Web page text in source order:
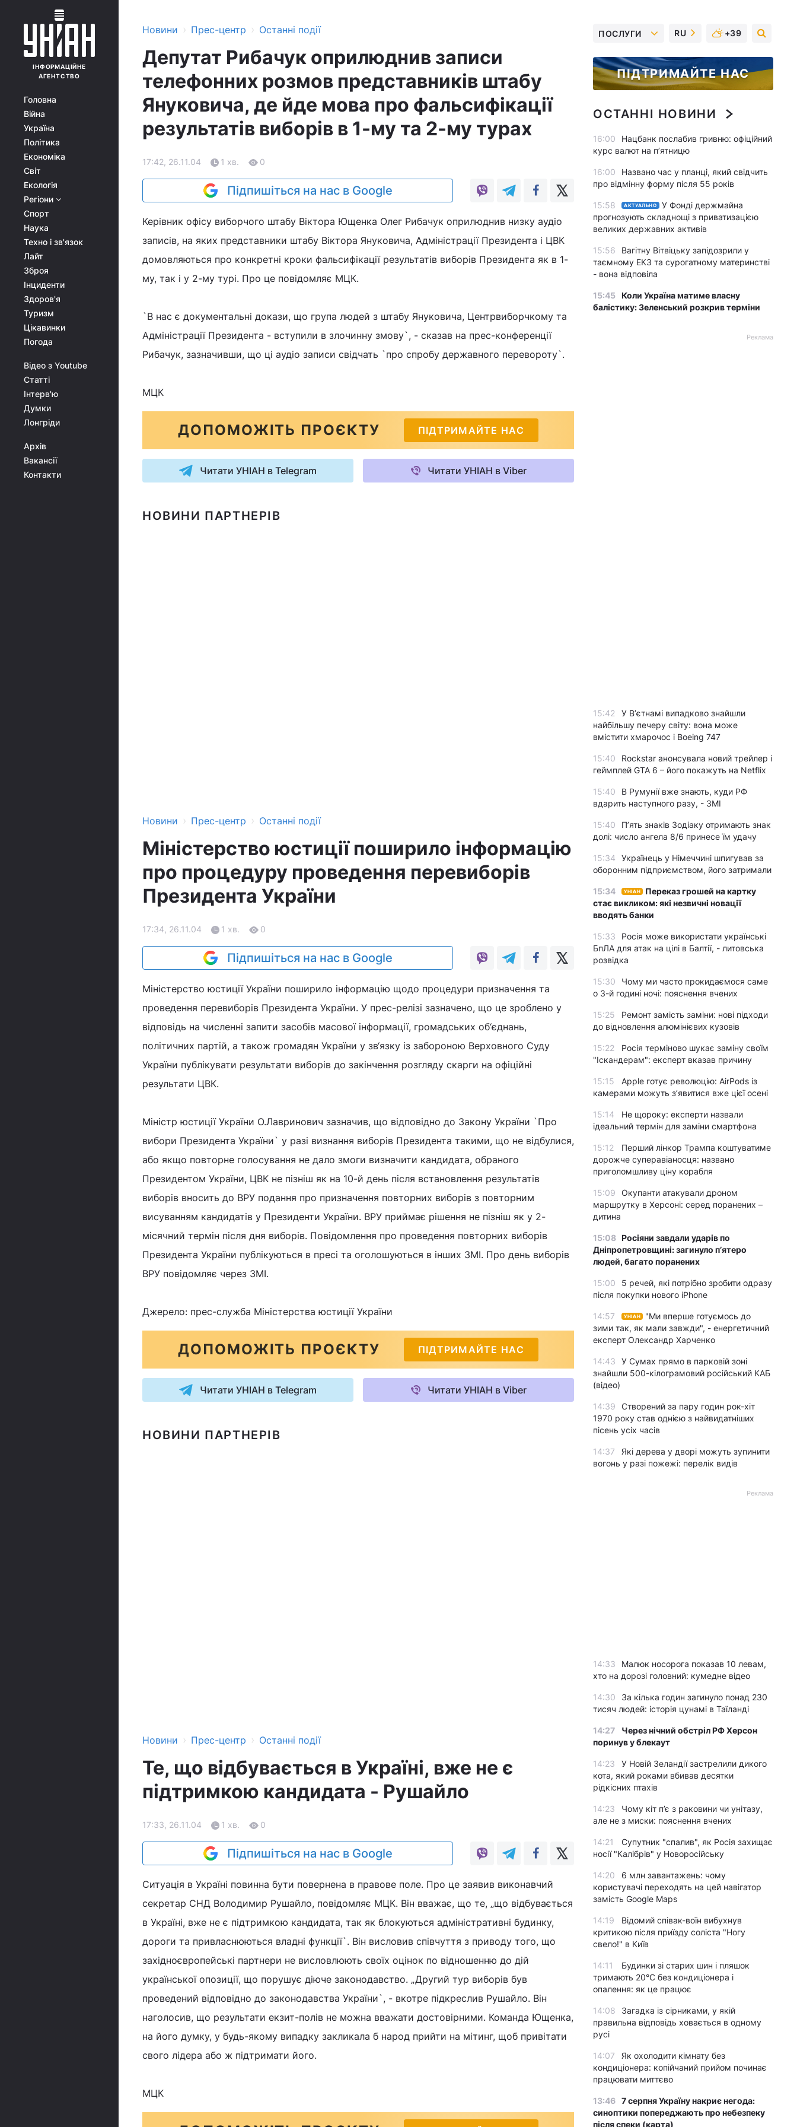
ІНФОРМАЦІЙНЕ
АГЕНТСТВО
Головна
Війна
Україна
Політика
Економіка
Світ
Екологія
Регіони
Спорт
Наука
Техно і зв'язок
Лайт
Зброя
Інциденти
Здоров'я
Туризм
Цікавинки
Погода
Відео з Youtube
Статті
Інтерв'ю
Думки
Лонгріди
Архів
Вакансії
Контакти
Новини › Прес-центр › Останні події
Депутат Рибачук оприлюднив записи
телефонних розмов представників штабу
Януковича, де йде мова про фальсифікації
результатів виборів в 1-му та 2-му турах
17:42, 26.11.04 1 хв. 0
Підпишіться на нас в Google
Керівник офісу виборчого штабу Віктора Ющенка Олег Рибачук оприлюднив низку аудіо
записів, на яких представники штабу Віктора Януковича, Адміністрації Президента і ЦВК
домовляються про конкретні кроки фальсифікації результатів виборів Президента як в 1-
му, так і у 2-му турі. Про це повідомляє МЦК.
`В нас є документальні докази, що група людей з штабу Януковича, Центрвиборчкому та
Адміністрації Президента - вступили в злочинну змову`, - сказав на прес-конференції
Рибачук, зазначивши, що ці аудіо записи свідчать `про спробу державного перевороту`.
МЦК
ДОПОМОЖІТЬ ПРОЄКТУ ПІДТРИМАЙТЕ НАС
Читати УНІАН в Telegram Читати УНІАН в Viber
НОВИНИ ПАРТНЕРІВ
Новини › Прес-центр › Останні події
Міністерство юстиції поширило інформацію
про процедуру проведення перевиборів
Президента України
17:34, 26.11.04 1 хв. 0
Підпишіться на нас в Google
Міністерство юстиції України поширило інформацію щодо процедури призначення та
проведення перевиборів Президента України. У прес-релізі зазначено, що це зроблено у
відповідь на численні запити засобів масової інформації, громадських об‘єднань,
політичних партій, а також громадян України у зв‘язку із забороною Верховного Суду
України публікувати результати виборів до закінчення розгляду скарги на офіційні
результати ЦВК.
Міністр юстиції України О.Лавринович зазначив, що відповідно до Закону України `Про
вибори Президента України` у разі визнання виборів Президента такими, що не відбулися,
або якщо повторне голосування не дало змоги визначити кандидата, обраного
Президентом України, ЦВК не пізніш як на 10-й день після встановлення результатів
виборів вносить до ВРУ подання про призначення повторних виборів з повторним
висуванням кандидатів у Президенти України. ВРУ приймає рішення не пізніш як у 2-
місячний термін після дня виборів. Повідомлення про проведення повторних виборів
Президента України публікуються в пресі та оголошуються в інших ЗМІ. Про день виборів
ВРУ повідомляє через ЗМІ.
Джерело: прес-служба Міністерства юстиції України
ДОПОМОЖІТЬ ПРОЄКТУ ПІДТРИМАЙТЕ НАС
Читати УНІАН в Telegram Читати УНІАН в Viber
НОВИНИ ПАРТНЕРІВ
Новини › Прес-центр › Останні події
Те, що відбувається в Україні, вже не є
підтримкою кандидата - Рушайло
17:33, 26.11.04 1 хв. 0
Підпишіться на нас в Google
Ситуація в Україні повинна бути повернена в правове поле. Про це заявив виконавчий
секретар СНД Володимир Рушайло, повідомляє МЦК. Він вважає, що те, „що відбувається
в Україні, вже не є підтримкою кандидата, так як блокуються адміністративні будинку,
дороги та привласнюються владні функції`. Він висловив співчуття з приводу того, що
західноєвропейські партнери не висловлюють своїх оцінок по відношенню до дій
української опозиції, що порушує діюче законодавство. „Другий тур виборів був
проведений відповідно до законодавства України`, - вкотре підкреслив Рушайло. Він
наголосив, що результати екзит-полів не можна вважати достовірними. Команда Ющенка,
на його думку, у будь-якому випадку закликала б народ прийти на мітинг, щоб привітати
свого лідера або ж підтримати його.
МЦК
ПОСЛУГИ RU +39
ПІДТРИМАЙТЕ НАС
ОСТАННІ НОВИНИ
16:00
Нацбанк послабив гривню: офіційний
курс валют на п’ятницю
16:00
Названо час у планці, який свідчить
про відмінну форму після 55 років
15:58 АКТУАЛЬНО
У Фонді держмайна
прогнозують складнощі з приватизацією
великих державних активів
15:56
Вагітну Вітвіцьку запідозрили у
таємному ЕКЗ та сурогатному материнстві
- вона відповіла
15:45 Коли Україна матиме власну
балістику: Зеленський розкрив терміни
Реклама
15:42
У Вʼєтнамі випадково знайшли
найбільшу печеру світу: вона може
вмістити хмарочос і Boeing 747
15:40
Rockstar анонсувала новий трейлер і
геймплей GTA 6 – його покажуть на Netflix
15:40
В Румунії вже знають, куди РФ
вдарить наступного разу, - ЗМІ
15:40
П’ять знаків Зодіаку отримають знак
долі: число ангела 8/6 принесе їм удачу
15:34
Українець у Німеччині шпигував за
оборонним підприємством, його затримали
15:34 УНІАН
Переказ грошей на картку
стає викликом: які незвичні новації
вводять банки
15:33
Росія може використати українські
БпЛА для атак на цілі в Балтії, - литовська
розвідка
15:30
Чому ми часто прокидаємося саме
о 3-й годині ночі: пояснення вчених
15:25
Ремонт замість заміни: нові підходи
до відновлення алюмінієвих кузовів
15:22
Росія терміново шукає заміну своїм
"Іскандерам": експерт вказав причину
15:15
Apple готує революцію: AirPods із
камерами можуть з’явитися вже цієї осені
15:14
Не щороку: експерти назвали
ідеальний термін для заміни смартфона
15:12
Перший лінкор Трампа коштуватиме
дорожче суперавіаносця: названо
приголомшливу ціну корабля
15:09
Окупанти атакували дроном
маршрутку в Херсоні: серед поранених –
дитина
15:08 Росіяни завдали ударів по
Дніпропетровщині: загинуло пʼятеро
людей, багато поранених
15:00
5 речей, які потрібно зробити одразу
після покупки нового iPhone
14:57 УНІАН
"Ми вперше готуємось до
зими так, як мали завжди", - енергетичний
експерт Олександр Харченко
14:43
У Сумах прямо в парковій зоні
знайшли 500-кілограмовий російський КАБ
(відео)
14:39
Створений за пару годин рок-хіт
1970 року став однією з найвидатніших
пісень усіх часів
14:37
Які дерева у дворі можуть зупинити
вогонь у разі пожежі: перелік видів
Реклама
14:33
Малюк носорога показав 10 левам,
хто на дорозі головний: кумедне відео
14:30
За кілька годин загинуло понад 230
тисяч людей: історія цунамі в Таїланді
14:27
Через нічний обстріл РФ Херсон
поринув у блекаут
14:23
У Новій Зеландії застрелили дикого
кота, який роками вбивав десятки
рідкісних птахів
14:23
Чому кіт п’є з раковини чи унітазу,
але не з миски: пояснення вчених
14:21
Супутник "спалив", як Росія захищає
носії "Калібрів" у Новоросійську
14:20
6 млн завантажень: чому
користувачі переходять на цей навігатор
замість Google Maps
14:19
Відомий співак-воїн вибухнув
критикою після приїзду соліста "Ногу
свело!" в Київ
14:11
Будинки зі старих шин і пляшок
тримають 20°C без кондиціонера і
опалення: як це працює
14:08
Загадка із сірниками, у якій
правильна відповідь ховається в одному
русі
14:07
Як охолодити кімнату без
кондиціонера: копійчаний прийом починає
працювати миттєво
13:46 7 серпня Україну накриє негода:
синоптики попереджають про небезпеку
після спеки (карта)